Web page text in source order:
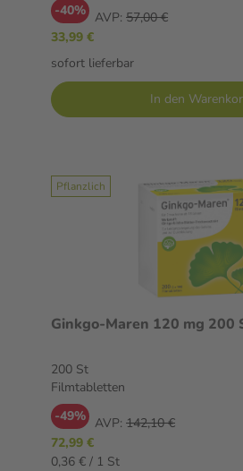
-40% AVP: 57,00 €
33,99 €
sofort lieferbar
In den
Pflanzlich
Ginkgo-Maren 120 mg 200
200 St
Filmtabletten
-49% AVP: 142,10 €
72,99 €
0,36 € / 1 St